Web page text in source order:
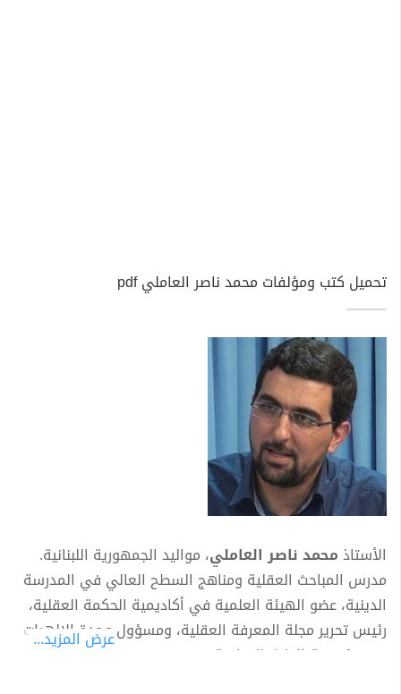
تحميل كتب ومؤلفات محمد ناصر العاملي pdf
الأستاذمحمد ناصر العاملي، مواليد الجمهورية اللبنانية.
مدرس المباحث العقلية ومناهج السطح العالي في المدرسة
الدينية، عضو الهيئة العلمية في أكاديمية الحكمة العقلية،
رئيس تحرير مجلة المعرفة العقلية، ومسؤول وحدة الإلهيات
في مؤسسة الدليل العراقية
عرض المزيد...